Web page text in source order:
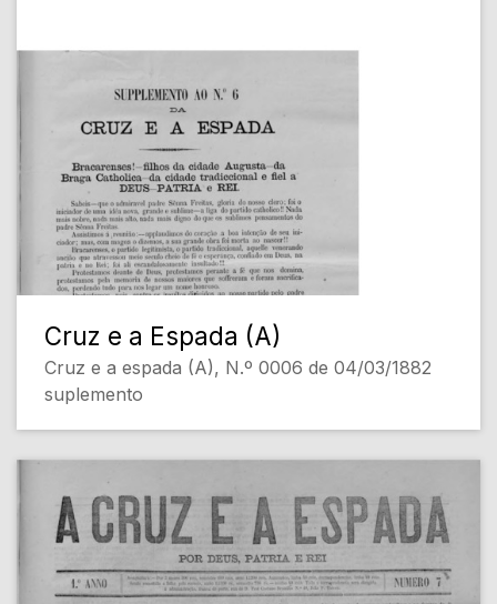
Cruz e a Espada (A)
Cruz e a espada (A), N.º 0006 de 04/03/1882
suplemento